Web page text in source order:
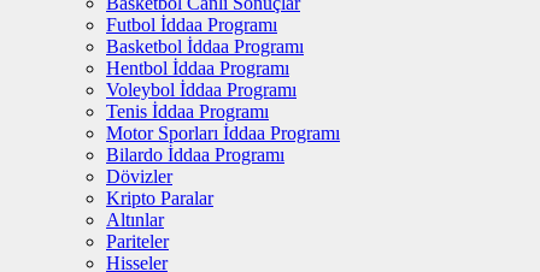
Futbol İddaa Programı
Basketbol İddaa Programı
Hentbol İddaa Programı
Voleybol İddaa Programı
Tenis İddaa Programı
Motor Sporları İddaa Programı
Bilardo İddaa Programı
Dövizler
Kripto Paralar
Altınlar
Pariteler
Hisseler